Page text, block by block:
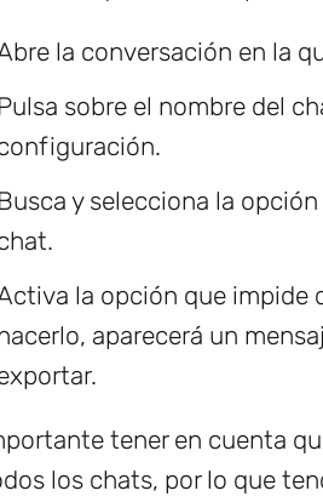
la conversación en la
Pulsa sobre el nombre del
Busca y selecciona la
la opción que impide
aparecerá un
tener en cuenta
los chats, por lo que